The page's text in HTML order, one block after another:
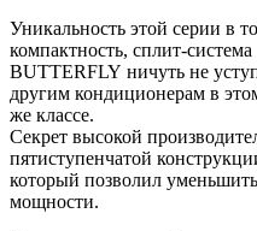
Уникальность этой серии в
компактность, сплит-система
BUTTERFLY ничуть не
другим кондиционерам в
же классе.
Секрет высокой
пятиступенчатой
который позволил
мощности.